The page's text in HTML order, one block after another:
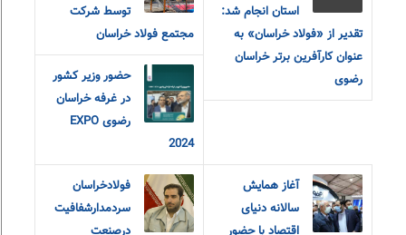
استان انجام شد:
تقدیر از «فولاد خراسان» به
عنوان کارآفرین برتر خراسان
رضوی
توسط شرکت
مجتمع فولاد خراسان
حضور وزیر کشور
در غرفه خراسان
رضوی EXPO
2024
آغاز همایش
سالانه دنیای
فولادخراسان
سردمدارشفافیت